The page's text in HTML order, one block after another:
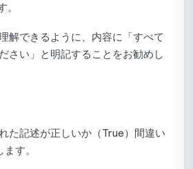
トされている問題タイプ
覧を確認するガイド
方法
除する方法
解できるように、内容に「すべて
さい」と明記することをお勧めし
た記述が正しいか（True）間違い
す。